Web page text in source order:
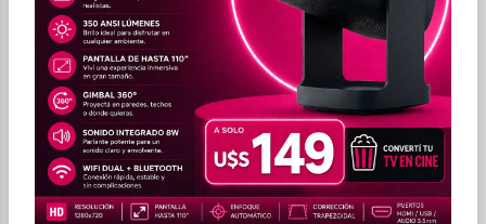
ORDENAR
FILTRAR
No hay productos que mostrar...